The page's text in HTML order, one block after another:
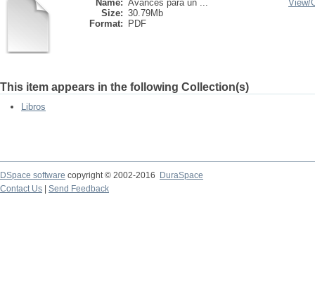
Name: Avances para un ...
Size: 30.79Mb
Format:
PDF
View/
This item appears in the following Collection(s)
Libros
DSpace software copyright © 2002-2016
DuraSpace
Contact Us
Send Feedback